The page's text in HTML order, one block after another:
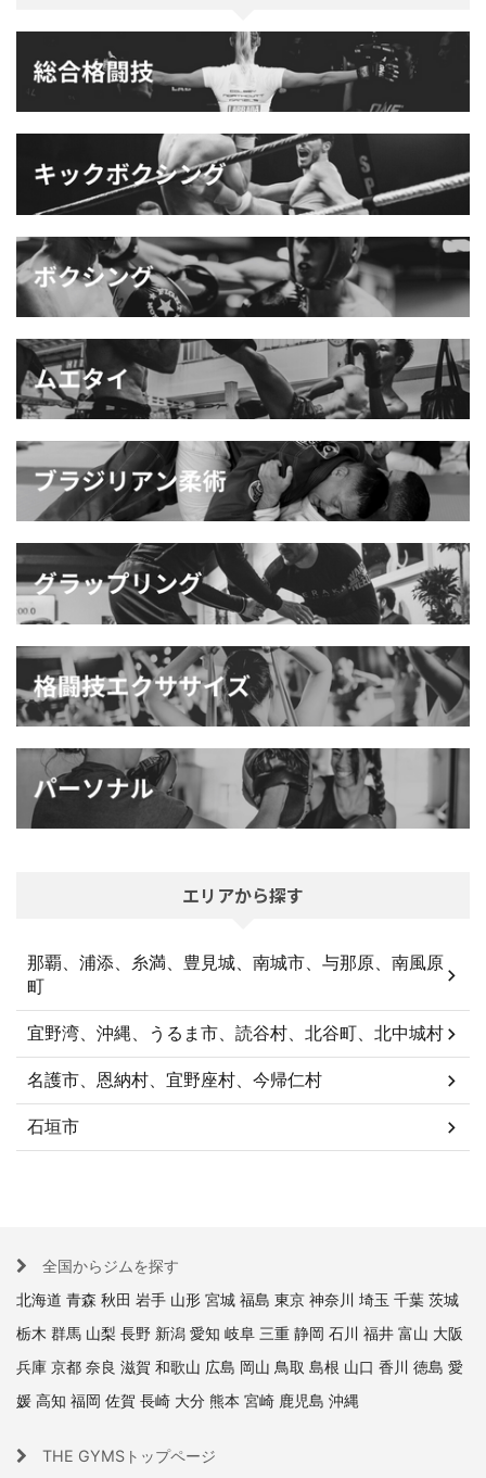
エリアから探す
那覇、浦添、糸満、豊見城、南城市、与那原、南風原
町
宜野湾、沖縄、うるま市、読谷村、北谷町、北中城村
名護市、恩納村、宜野座村、今帰仁村
石垣市
全国からジムを探す
北海道 青森 秋田 岩手 山形 宮城 福島 東京 神奈川 埼玉 千葉 茨城
栃木 群馬 山梨 長野 新潟 愛知 岐阜 三重 静岡 石川 福井 富山 大阪
兵庫 京都 奈良 滋賀 和歌山 広島 岡山 鳥取 島根 山口 香川 徳島 愛
媛 高知 福岡 佐賀 長崎 大分 熊本 宮崎 鹿児島 沖縄
THE GYMSトップページ